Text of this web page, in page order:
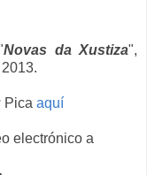
Novas da Xustiza",
Pica aquí
electrónico a